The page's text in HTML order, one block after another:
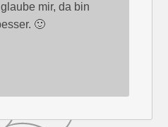
mir, da bin
🙂